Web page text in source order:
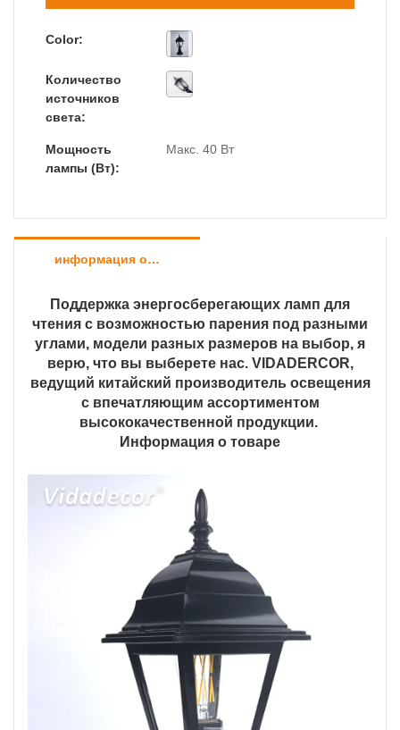
высококачественной продукции.
Color:
Количество
источников
света:
Мощность
лампы (Вт):
Макс. 40 Вт
информация о продукте
Поддержка энергосберегающих ламп для
чтения с возможностью парения под разными
углами, модели разных размеров на выбор, я
верю, что вы выберете нас. VIDADERCOR,
ведущий китайский производитель освещения
с впечатляющим ассортиментом
высококачественной продукции.
Информация о товаре